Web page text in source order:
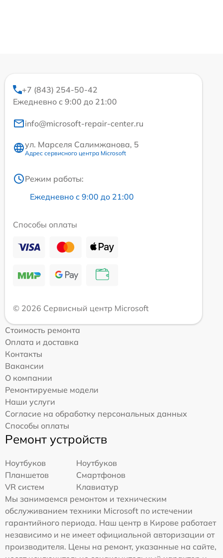
+7 (843) 254-50-42
Ежедневно с 9:00 до 21:00
info@microsoft-repair-center.ru
ул. Марселя Салимжанова, 5
Адрес сервисного центра Microsoft
Режим работы:
Ежедневно с 9:00 до 21:00
Способы оплаты
© 2026 Сервисный центр Microsoft
Стоимость ремонта
Оплата и доставка
Контакты
Вакансии
О компании
Ремонтируемые модели
Наши услуги
Согласие на обработку персональных данных
Способы оплаты
Ремонт устройств
Ноутбуков
Ноутбуков
Планшетов
Смартфонов
VR систем
Клавиатур
Мы занимаемся ремонтом и техническим
обслуживанием техники Microsoft по истечении
гарантийного периода. Наш центр в Кирове работает
независимо и не имеет официальной авторизации от
производителя. Цены на ремонт, указанные на сайте,